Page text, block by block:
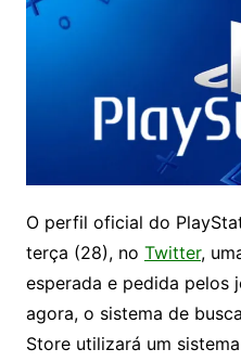
O perfil oficial do
terça (28), no Twitter,
esperada e pedida pelos
agora, o sistema de
Store utilizará um